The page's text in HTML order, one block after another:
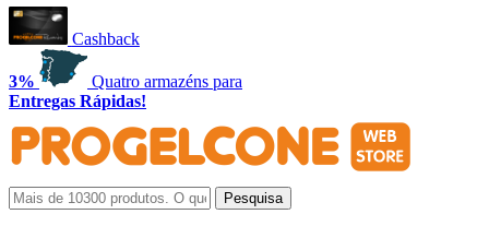
Cashback
3%
Quatro armazéns para
Entregas Rápidas!